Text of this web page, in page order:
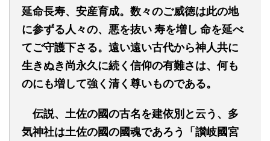
延命長寿、安産育成。数々のご威徳は此の地
に参ずる人々の、悪を抜い寿を増し 命を延べ
てご守護下さる。遠い遠い古代から神人共に
生きぬき尚永久に続く信仰の有難さは、何も
のにも増して強く清く尊いものである。
伝説、土佐の國の古名を建依別と云う、多
気神社は土佐の國の國魂であろう「讃岐國宮